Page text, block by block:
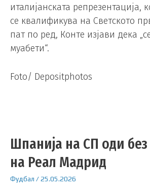
италијанската репрезентација,
се квалификува на Светското
пат по ред, Конте изјави дека
муабети“.
Foto/ Depositphotos
Шпанија на СП оди
на Реал Мадрид
Фудбал /25.05.2026